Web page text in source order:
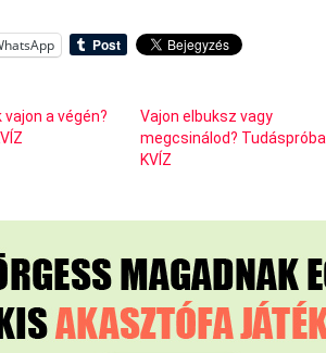
a végén?
Vajon elbuksz vagy
megcsinálod? Tudáspróba
KVÍZ